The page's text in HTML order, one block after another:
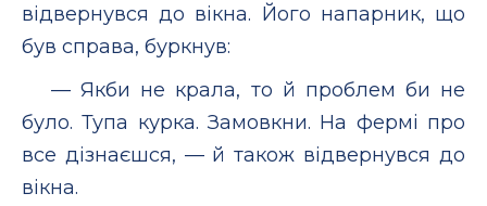
відвернувся до вікна. Його напарник, що
був справа, буркнув:
— Якби не крала, то й проблем би не
було. Тупа курка. Замовкни. На фермі про
все дізнаєшся, — й також відвернувся до
вікна.